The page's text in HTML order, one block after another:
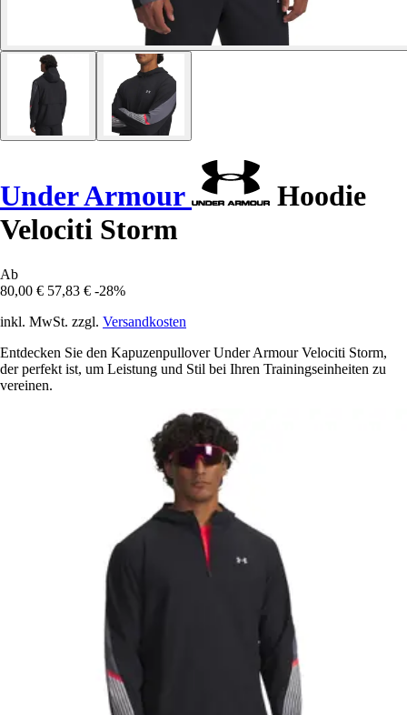
Under Armour
Hoodie
Velociti Storm
Ab
80,00 € 57,83 € -28%
inkl. MwSt. zzgl. Versandkosten
Entdecken Sie den Kapuzenpullover Under Armour Velociti Storm,
der perfekt ist, um Leistung und Stil bei Ihren Trainingseinheiten zu
vereinen.